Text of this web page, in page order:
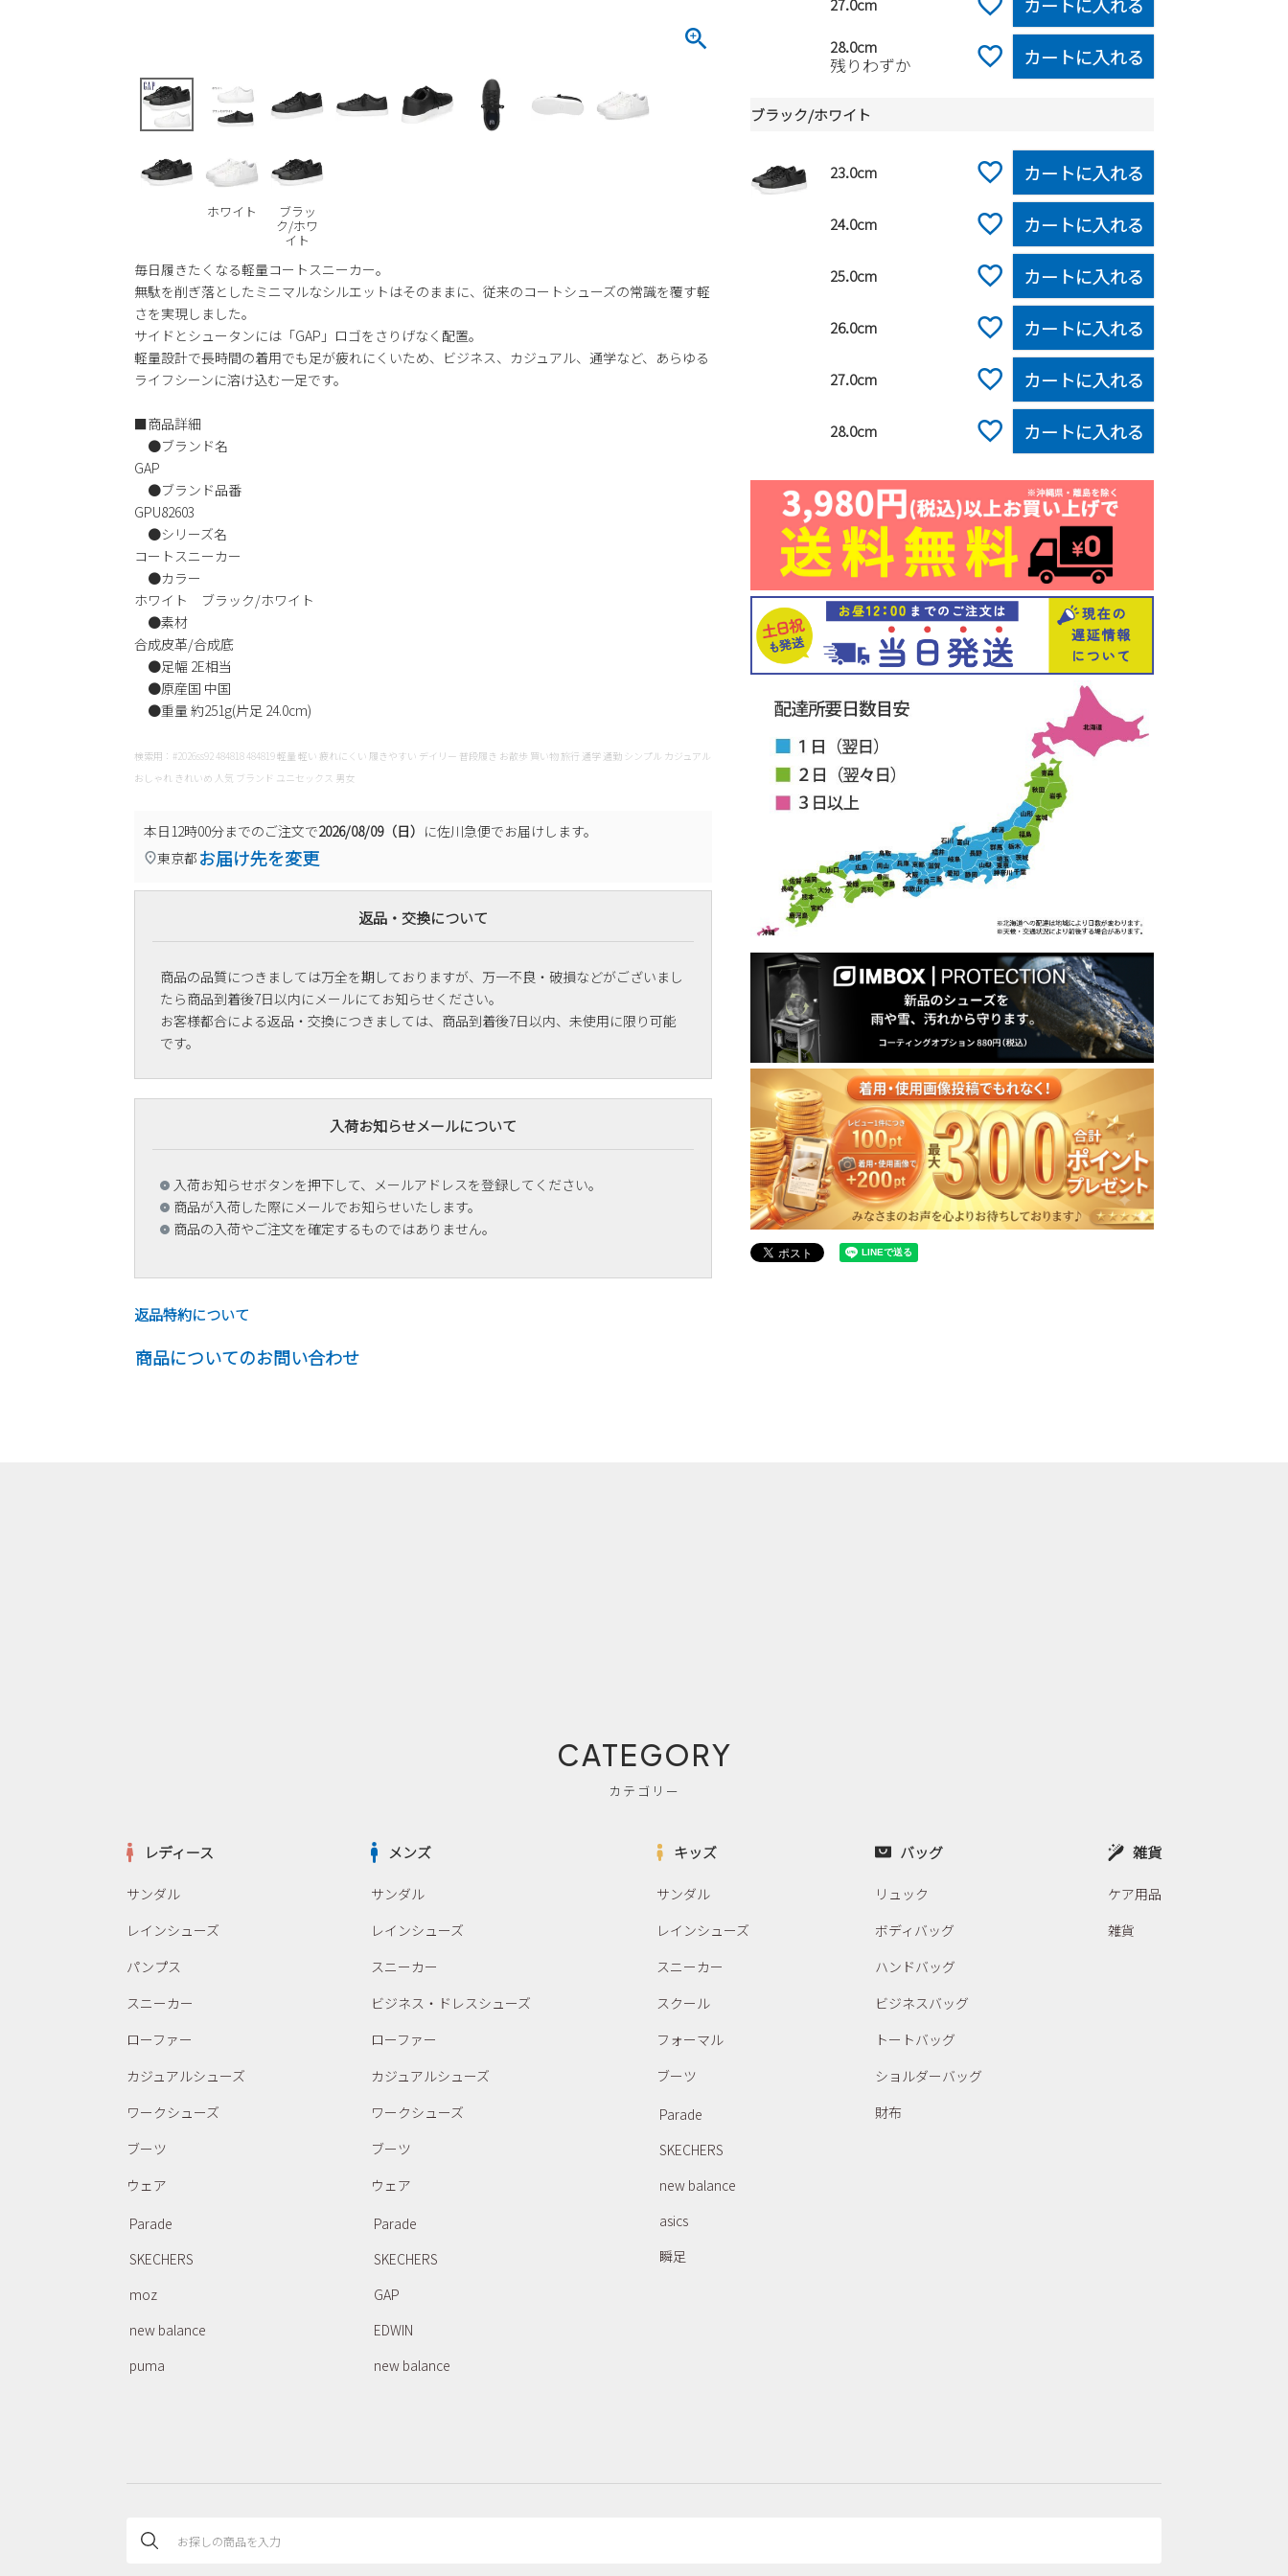
ホワイト ブラッ
ク/ホワ
イト
毎日履きたくなる軽量コートスニーカー。
無駄を削ぎ落としたミニマルなシルエットはそのままに、従来のコートシューズの常識を覆す軽
さを実現しました。
サイドとシュータンには「GAP」ロゴをさりげなく配置。
軽量設計で長時間の着用でも足が疲れにくいため、ビジネス、カジュアル、通学など、あらゆる
ライフシーンに溶け込む一足です。
■商品詳細
●ブランド名
GAP
●ブランド品番
GPU82603
●シリーズ名
コートスニーカー
●カラー
ホワイト ブラック/ホワイト
●素材
合成皮革/合成底
●足幅 2E相当
●原産国 中国
●重量 約251g(片足 24.0cm)
検索用：#2026ss92 484818 484819 軽量 軽い 疲れにくい 履きやすい デイリー 普段履き お散歩 買い物 旅行 通学 通勤 シンプル カジュアル
おしゃれ きれいめ 人気 ブランド ユニセックス 男女
本日12時00分までのご注文で2026/08/09（日） に佐川急便でお届けします。
東京都 お届け先を変更
返品・交換について
商品の品質につきましては万全を期しておりますが、万一不良・破損などがございまし
たら商品到着後7日以内にメールにてお知らせください。
お客様都合による返品・交換につきましては、商品到着後7日以内、未使用に限り可能
です。
入荷お知らせメールについて
入荷お知らせボタンを押下して、メールアドレスを登録してください。
商品が入荷した際にメールでお知らせいたします。
商品の入荷やご注文を確定するものではありません。
返品特約について
商品についてのお問い合わせ
27.0cm
28.0cm
残りわずか カートに入れる
ブラック/ホワイト
23.0cm カートに入れる
24.0cm カートに入れる
25.0cm カートに入れる
26.0cm カートに入れる
27.0cm カートに入れる
28.0cm カートに入れる
CATEGORY
カテゴリー
レディース
サンダル
レインシューズ
パンプス
スニーカー
ローファー
カジュアルシューズ
ワークシューズ
ブーツ
ウェア
Parade
SKECHERS
moz
new balance
puma
メンズ
サンダル
レインシューズ
スニーカー
ビジネス・ドレスシューズ
ローファー
カジュアルシューズ
ワークシューズ
ブーツ
ウェア
Parade
SKECHERS
GAP
EDWIN
new balance
キッズ
サンダル
レインシューズ
スニーカー
スクール
フォーマル
ブーツ
Parade
SKECHERS
new balance
asics
瞬足
バッグ
リュック
ボディバッグ
ハンドバッグ
ビジネスバッグ
トートバッグ
ショルダーバッグ
財布
雑貨
ケア用品
雑貨